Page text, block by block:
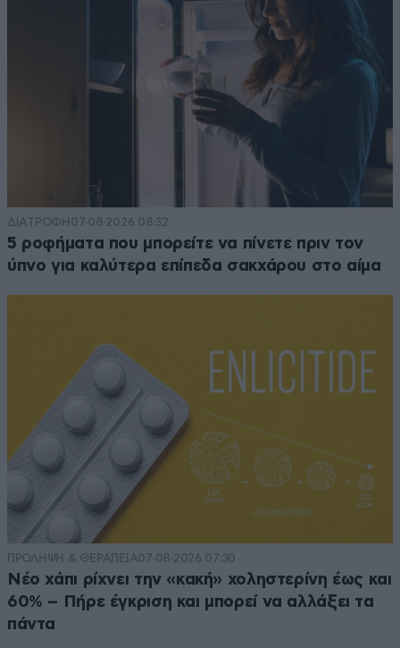
ΔΙΑΤΡΟΦΗ 07·08·2026 08:32
5 ροφήματα που μπορείτε να πίνετε πριν τον
ύπνο για καλύτερα επίπεδα σακχάρου στο αίμα
ΠΡΟΛΗΨΗ & ΘΕΡΑΠΕΙΑ07·08·2026 07:30
Νέο χάπι ρίχνει την «κακή» χοληστερίνη έως και
60% – Πήρε έγκριση και μπορεί να αλλάξει τα
πάντα